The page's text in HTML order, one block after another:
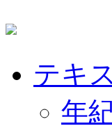
テキ
年